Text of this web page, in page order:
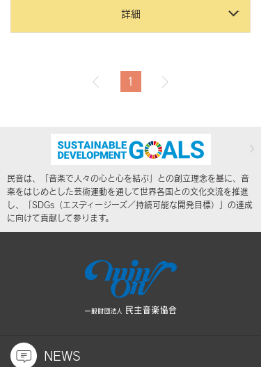
詳細
1
民音は、「音楽で人々の心と心を結ぶ」との創立理念を基に、音
楽をはじめとした芸術運動を通して世界各国との文化交流を推進
し、「SDGs（エスディージーズ／持続可能な開発目標）」の達成
に向けて貢献して参ります。
NEWS